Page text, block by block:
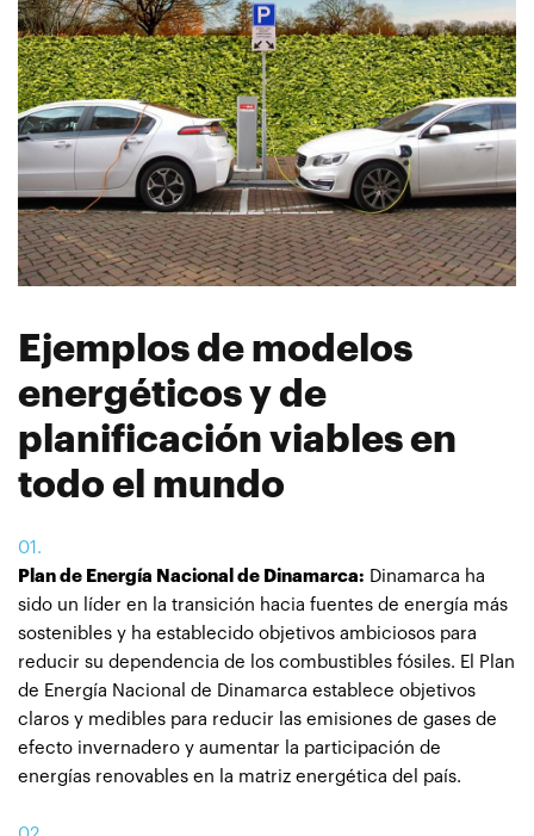
Ejemplos de modelos
energéticos y de
planificación viables en
todo el mundo
Plan de Energía Nacional de Dinamarca: Dinamarca ha
sido un líder en la transición hacia fuentes de energía más
sostenibles y ha establecido objetivos ambiciosos para
reducir su dependencia de los combustibles fósiles. El Plan
de Energía Nacional de Dinamarca establece objetivos
claros y medibles para reducir las emisiones de gases de
efecto invernadero y aumentar la participación de
energías renovables en la matriz energética del país.